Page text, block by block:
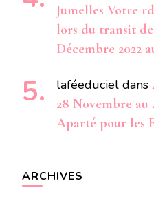
Jumelles Votre
lors du transit
Décembre 2022
laféeduciel dans
28 Novembre au
Aparté pour les
ARCHIVES